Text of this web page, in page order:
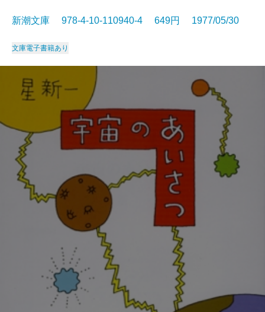
新潮文庫 978-4-10-110940-4 649円 1977/05/30
文庫電子書籍あり